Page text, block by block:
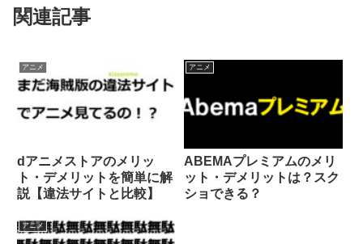
関連記事
アニメ
dアニメストアのメリッ
ト・デメリットを簡単に解
説【違法サイトと比較】
アニメ
ABEMAプレミアムのメリ
ット・デメリットは？スク
ショできる？
アニメ